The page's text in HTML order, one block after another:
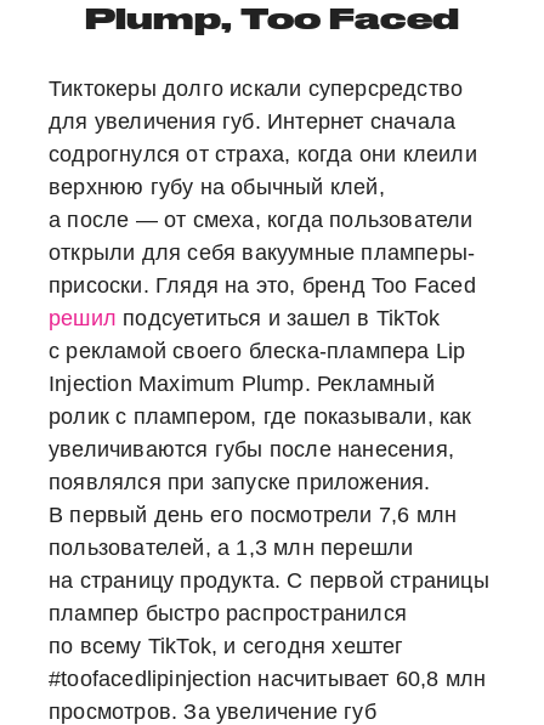
Plump, Too Faced
Тиктокеры долго искали суперсредство
для увеличения губ. Интернет сначала
содрогнулся от страха, когда они клеили
верхнюю губу на обычный клей,
а после — от смеха, когда пользователи
открыли для себя вакуумные пламперы-
присоски. Глядя на это, бренд Too Faced
решил подсуетиться и зашел в TikTok
с рекламой своего блеска-плампера Lip
Injection Maximum Plump. Рекламный
ролик с плампером, где показывали, как
увеличиваются губы после нанесения,
появлялся при запуске приложения.
В первый день его посмотрели 7,6 млн
пользователей, а 1,3 млн перешли
на страницу продукта. С первой страницы
плампер быстро распространился
по всему TikTok, и сегодня хештег
#toofacedlipinjection насчитывает 60,8 млн
просмотров. За увеличение губ